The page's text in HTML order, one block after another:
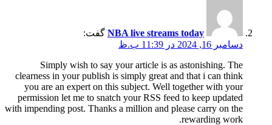
NBA live streams today گفت:
دسامبر 16, 2024 در 11:39 ب.ظ
Simply wish to say your article is as astonishing. The
clearness in your publish is simply great and that i can think
you are an expert on this subject. Well together with your
permission let me to snatch your RSS feed to keep updated
with impending post. Thanks a million and please carry on the
rewarding work.